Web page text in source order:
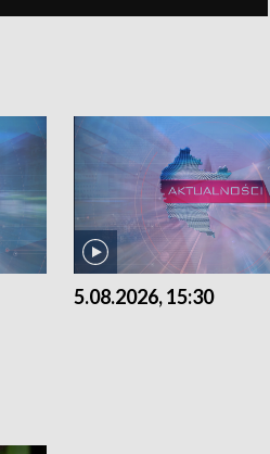
5.08.2026, 15:30